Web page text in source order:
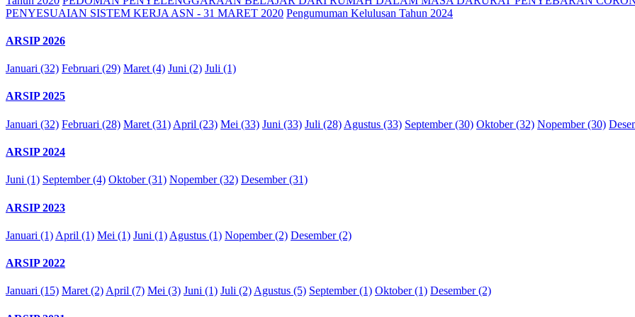
PENYESUAIAN SISTEM KERJA ASN - 31 MARET 2020 Pengumuman Kelulusan Tahun 2024
ARSIP 2026
Januari (32) Februari (29) Maret (4) Juni (2) Juli (1)
ARSIP 2025
Januari (32) Februari (28) Maret (31) April (23) Mei (33) Juni (33) Juli (28) Agustus (33) September (30) Oktober (32) Nopember (30)
ARSIP 2024
Juni (1) September (4) Oktober (31) Nopember (32) Desember (31)
ARSIP 2023
Januari (1) April (1) Mei (1) Juni (1) Agustus (1) Nopember (2) Desember (2)
ARSIP 2022
Januari (15) Maret (2) April (7) Mei (3) Juni (1) Juli (2) Agustus (5) September (1) Oktober (1) Desember (2)